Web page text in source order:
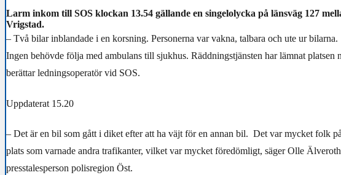
Larm inkom till SOS klockan 13.54 gällande en singelolycka på länsväg 127
Vrigstad.
– Två bilar inblandade i en korsning. Personerna var vakna, talbara och ute ur bilarna.
Ingen behövde följa med ambulans till sjukhus. Räddningstjänsten har lämnat platsen
berättar ledningsoperatör vid SOS.
Uppdaterat 15.20
– Det är en bil som gått i diket efter att ha väjt för en annan bil. Det var mycket folk på
plats som varnade andra trafikanter, vilket var mycket föredömligt, säger Olle
presstalesperson polisregion Öst.